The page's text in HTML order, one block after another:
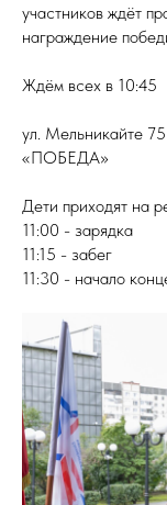
участников ждёт
награждение
Ждём всех в 10:45
ул. Мельникайте
«ПОБЕДА»
Дети приходят на
11:00 - зарядка
11:15 - забег
11:30 - начало